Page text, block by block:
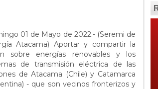
01 de Mayo de 2022.- (Seremi de
Atacama) Aportar y compartir la
sobre energías renovables y los
de transmisión eléctrica de las
de Atacama (Chile) y Catamarca
- que son vecinos fronterizos y